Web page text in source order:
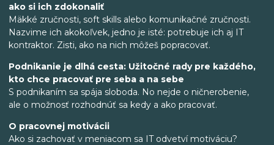
ako si ich zdokonaliť
Mäkké zručnosti, soft skills alebo komunikačné zručnosti.
Nazvime ich akokoľvek, jedno je isté: potrebuje ich aj IT
kontraktor. Zisti, ako na nich môžeš popracovať.
Podnikanie je dlhá cesta: Užitočné rady pre každého,
kto chce pracovať pre seba a na sebe
S podnikaním sa spája sloboda. No nejde o ničnerobenie,
ale o možnosť rozhodnúť sa kedy a ako pracovať.
O pracovnej motivácii
Ako si zachovať v meniacom sa IT odvetví motiváciu?